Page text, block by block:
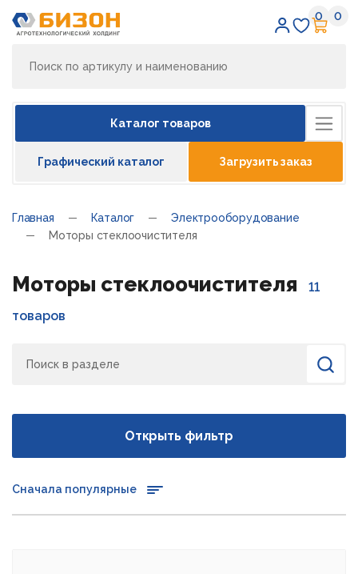
0 0
Каталог товаров
Графический каталог Загрузить заказ
Главная Каталог
Электрооборудование
Моторы стеклоочистителя
Моторы стеклоочистителя
11
товаров
Найти
Открыть фильтр
Сначала популярные